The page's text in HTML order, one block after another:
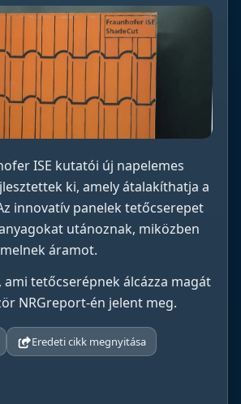
ISE kutatói új napelemes
ki, amely átalakíthatja a
innovatív panelek tetőcserepet
utánoznak, miközben
áramot.
ami tetőcserépnek álcázza magát
NRGreport-én jelent meg.
Eredeti cikk megnyitása